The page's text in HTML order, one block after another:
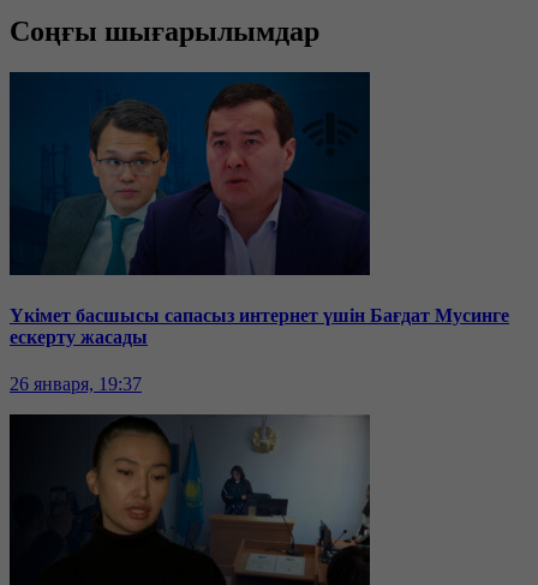
Соңғы шығарылымдар
Үкімет басшысы сапасыз интернет үшін Бағдат Мусинге
ескерту жасады
26 января, 19:37